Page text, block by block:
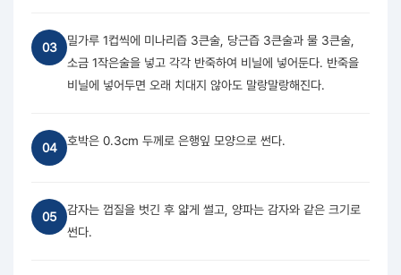
03
밀가루 1컵씩에 미나리즙 3큰술, 당근즙 3큰술과 물 3큰술,
소금 1작은술을 넣고 각각 반죽하여 비닐에 넣어둔다. 반죽을
비닐에 넣어두면 오래 치대지 않아도 말랑말랑해진다.
04 호박은 0.3cm 두께로 은행잎 모양으로 썬다.
05
감자는 껍질을 벗긴 후 얇게 썰고, 양파는 감자와 같은 크기로
썬다.